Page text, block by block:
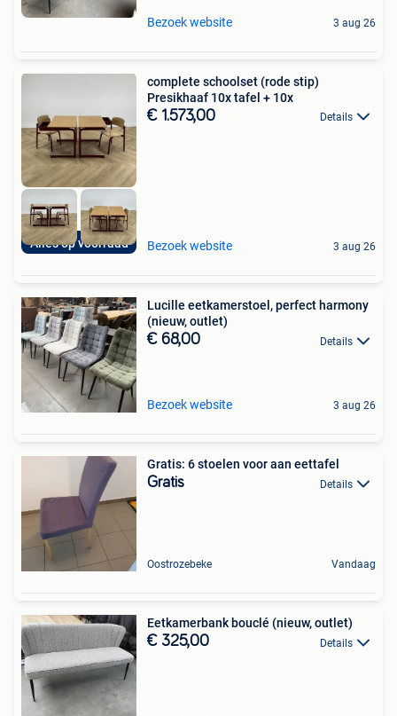
Bezoek website 3 aug 26
Alles op voorraad
complete schoolset (rode stip)
Presikhaaf 10x tafel + 10x
€ 1.573,00 Details
Bezoek website 3 aug 26
Lucille eetkamerstoel, perfect harmony
(nieuw, outlet)
€ 68,00 Details
Bezoek website 3 aug 26
Gratis: 6 stoelen voor aan eettafel
Gratis Details
Oostrozebeke Vandaag
Eetkamerbank bouclé (nieuw, outlet)
€ 325,00 Details